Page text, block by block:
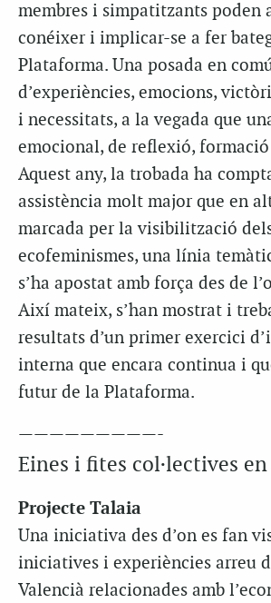
membres i simpatitzants poden
conéixer i implicar-se a fer
Plataforma. Una posada en
d’experiències, emocions,
i necessitats, a la vegada que
emocional, de reflexió,
Aquest any, la trobada ha
assistència molt major que en
marcada per la visibilització
ecofeminismes, una línia
s’ha apostat amb força des de
Així mateix, s’han mostrat i
resultats d’un primer exercici
interna que encara continua i
futur de la Plataforma.
—————————-
Eines i fites col·lectives
Projecte Talaia
Una iniciativa des d’on es fan
iniciatives i experiències arreu
Valencià relacionades amb